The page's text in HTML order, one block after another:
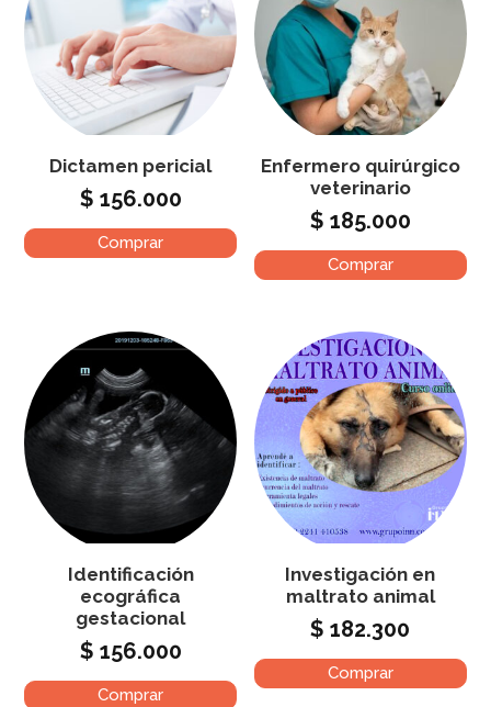
Dictamen pericial
$ 156.000
Comprar
Enfermero quirúrgico
veterinario
$ 185.000
Comprar
Identificación
ecográfica
gestacional
$ 156.000
Comprar
Investigación en
maltrato animal
$ 182.300
Comprar